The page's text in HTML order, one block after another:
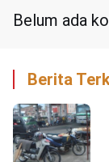
Belum ada
Berita